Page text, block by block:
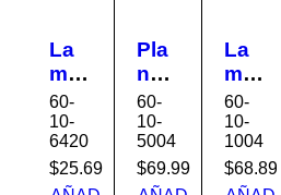
La
min
a
Gal
van
izad
60-
10-
6420
$25.69
Pla
nch
a
Pis
o
1/8
60-
10-
5004
$69.99
La
min
a
Lis
a
1/8
60-
10-
1004
$68.89